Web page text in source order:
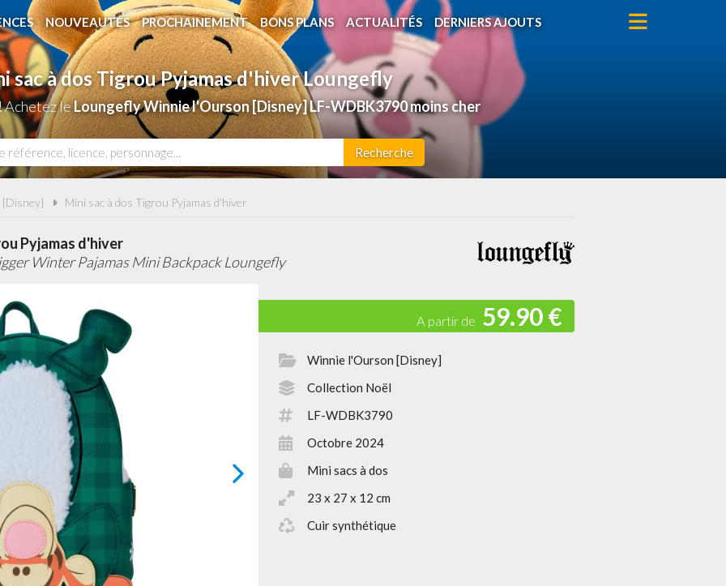
NOUVEAUTÉS PROCHAINEMENT BONS PLANS ACTUALITÉS DERNIERS AJOUTS
sac à dos Tigrou Pyjamas d'hiver Loungefly
Achetez leLoungefly Winnie l'Ourson [Disney] LF-WDBK3790 moins cher
Recherche
Mini sac à dos Tigrou Pyjamas d'hiver
Pyjamas d'hiver
Winter Pajamas Mini Backpack Loungefly
Winnie l'Ourson [Disney]
Collection Noël
LF-WDBK3790
Octobre 2024
Mini sacs à dos
23 x 27 x 12 cm
Cuir synthétique
59.90 €